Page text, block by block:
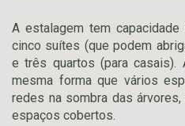
A estalagem tem
cinco suítes (que podem
e três quartos (para casais).
mesma forma que vários
redes na sombra das
espaços cobertos.